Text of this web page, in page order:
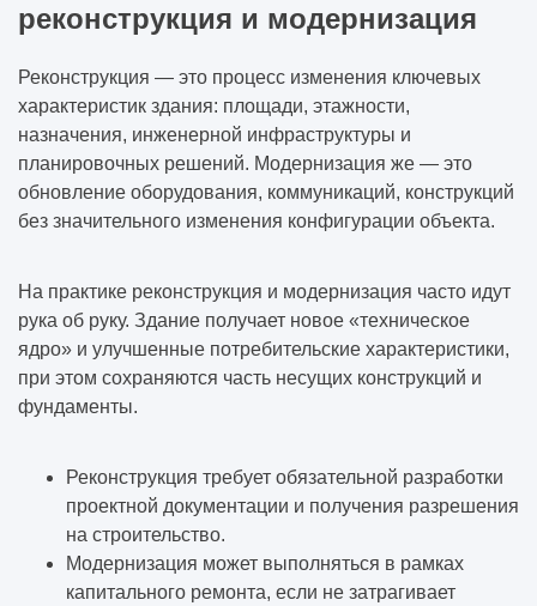
реконструкция и модернизация
Реконструкция — это процесс изменения ключевых
характеристик здания: площади, этажности,
назначения, инженерной инфраструктуры и
планировочных решений. Модернизация же — это
обновление оборудования, коммуникаций, конструкций
без значительного изменения конфигурации объекта.
На практике реконструкция и модернизация часто идут
рука об руку. Здание получает новое «техническое
ядро» и улучшенные потребительские характеристики,
при этом сохраняются часть несущих конструкций и
фундаменты.
Реконструкция требует обязательной разработки
проектной документации и получения разрешения
на строительство.
Модернизация может выполняться в рамках
капитального ремонта, если не затрагивает